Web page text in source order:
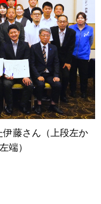
伊藤さん（上段左か
端）